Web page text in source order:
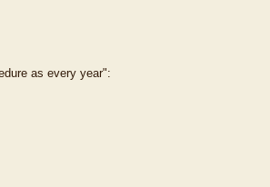
as every year":